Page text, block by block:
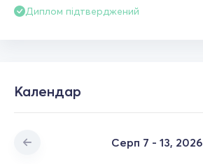
Диплом підтверджений
Календар
Серп 7 - 13, 2026